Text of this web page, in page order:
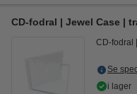
CD-fodral | Jewel Case |
CD-fodral
Se
i lager